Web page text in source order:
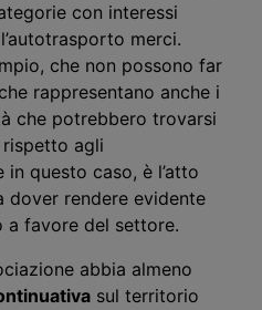
con interessi
merci.
che non possono far
rappresentano anche i
che potrebbero trovarsi
agli
questo caso, è l’atto
rendere evidente
a favore del settore.
abbia almeno
sul territorio